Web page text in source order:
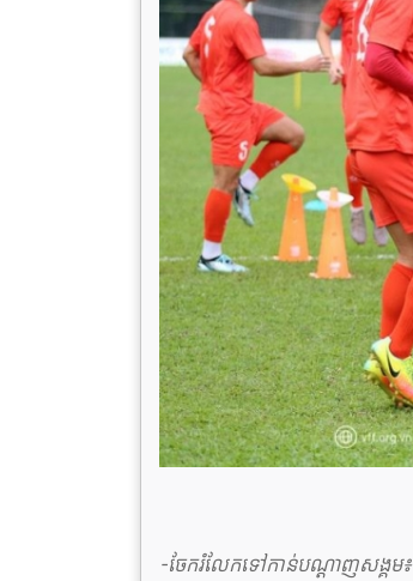
-ចែករំលែកទៅកាន់បណ្តាញសង្គម៖